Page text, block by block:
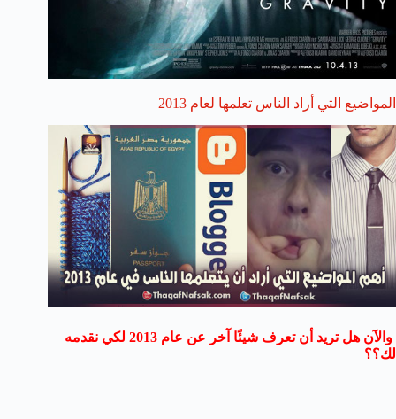
المواضيع التي أراد الناس تعلمها لعام 2013
والآن هل تريد أن تعرف شيئًا آخر عن عام 2013 لكي نقدمه
لك؟؟